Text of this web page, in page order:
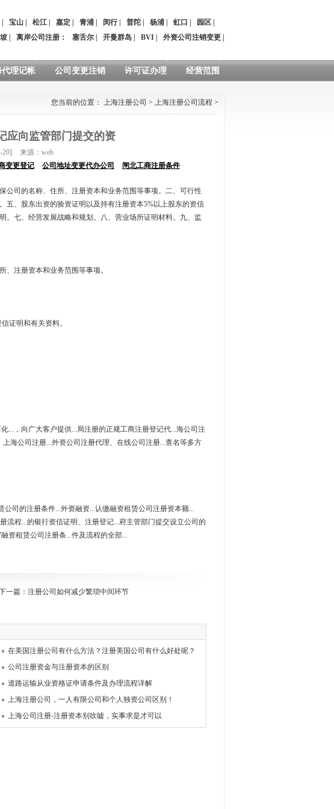
宝山 松江 嘉定 青浦 闵行| 普陀 杨浦 虹口 园区
离岸公司注册 ： 塞舌尔 开曼群岛 BVI 外资公司注销变更
代理记帐 公司变更注销 许可证办理 经营范围
您当前的位置： 上海注册公司 > 上海注册公司流程 >
应向监管部门提交的资
来源：web
变更登记 公司地址变更代办公司 闸北工商注册条件
公司的名称、住所、注册资本和业务范围等事项。二、可行性
五、股东出资的验资证明以及持有注册资本5%以上股东的资信
。七、经营发展战略和规划。八、营业场所证明材料。九、监
注册资本和业务范围等事项。
证明和有关资料。
...，向广大客户提供...局注册的正规工商注册登记代...海公司注
海公司注册...外资公司注册代理、在线公司注册...查名等多方
司的注册条件...外资融资...认缴融资租赁公司注册资本额...
流程...的银行资信证明、注册登记...府主管部门提交设立公司的
资租赁公司注册条...件及流程的全部...
一篇： 注册公司如何减少繁琐中间环节
在美国注册公司有什么方法？注册美国公司有什么好处呢？
公司注册资金与注册资本的区别
道路运输从业资格证申请条件及办理流程详解
上海注册公司，一人有限公司和个人独资公司区别！
上海公司注册-注册资本别吹嘘，实事求是才可以